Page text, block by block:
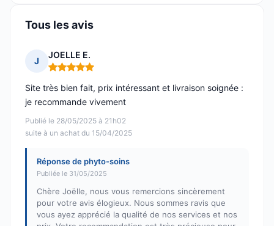
Tous les avis
J
JOELLE E.
Note : 5 sur 5
Publié le 28/05/2025 à 21h02
suite à un achat du 15/04/2025
Site très bien fait, prix intéressant et livraison soignée :
je recommande vivement
Réponse de phyto-soins
Publiée le 31/05/2025
Chère Joëlle, nous vous remercions sincèrement
pour votre avis élogieux. Nous sommes ravis que
vous ayez apprécié la qualité de nos services et nos